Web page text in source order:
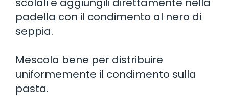
padella con il condimento al nero di
seppia.
Mescola bene per distribuire
uniformemente il condimento sulla
pasta.